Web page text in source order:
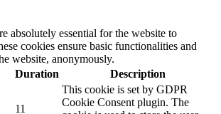
absolutely essential for the website to
cookies ensure basic functionalities and
website, anonymously.
Duration Description
11
This cookie is set by GDPR
Cookie Consent plugin. The